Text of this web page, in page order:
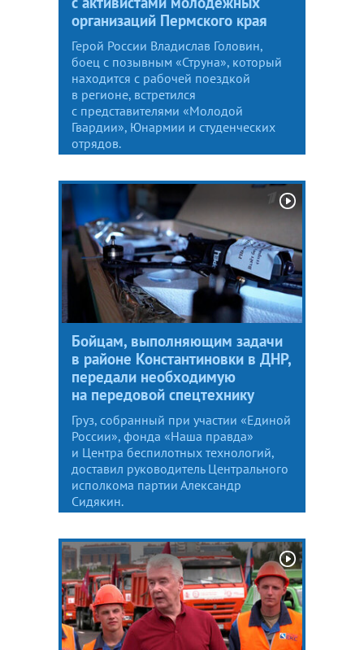
организаций Пермского края
Герой России Владислав Головин,
боец с позывным «Струна», который
находится с рабочей поездкой
в регионе, встретился
с представителями «Молодой
Гвардии», Юнармии и студенческих
отрядов.
Бойцам, выполняющим задачи
в районе Константиновки в ДНР,
передали необходимую
на передовой спецтехнику
Груз, собранный при участии «Единой
России», фонда «Наша правда»
и Центра беспилотных технологий,
доставил руководитель Центрального
исполкома партии Александр
Сидякин.